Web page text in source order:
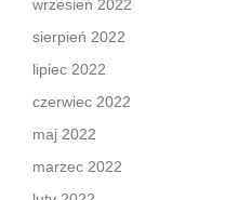
wrzesień 2022
sierpień 2022
lipiec 2022
czerwiec 2022
maj 2022
marzec 2022